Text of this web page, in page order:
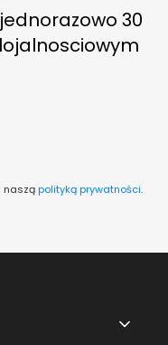
30
nasząpolityką prywatności.